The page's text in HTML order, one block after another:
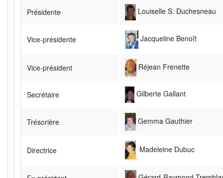
Présidente Louiselle S. Duchesneau
Vice-présidente Jacqueline Benoît
Vice-président Réjean Frenette
Secrétaire Gilberte Gallant
Trésorière Gemma Gauthier
Directrice Madeleine Dubuc